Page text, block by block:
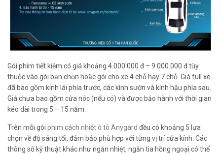
Gói phim tiết kiệm có giá khoảng 4.000.000 đ – 9.000.000 đ tùy
thuộc vào gói bạn chọn hoặc gói cho xe 4 chỗ hay 7 chỗ. Giá full xe
đã bao gồm kính lái phía trước, các kính sườn và kính hậu phía sau.
Giá chưa bao gồm cửa nóc (nếu có) và được bảo hành với thời gian
kéo dài trong 5 – 15 năm.
Trên mỗi gói phim cách nhiệt ô tô Anygard đều có khoảng 5 lựa
chọn về độ sáng tối, đảm bảo phù hợp với từng vị trí cửa kính. Các
thông số kỹ thuật khác như ngăn nhiệt, ngăn tia hồng ngoại có thể